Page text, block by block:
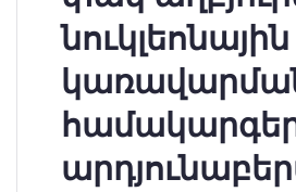
նուկլեոնային